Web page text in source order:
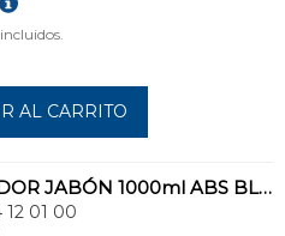
AL CARRITO
DOSIFICADOR JABÓN 1000ml ABS BLANCO
12 01 00